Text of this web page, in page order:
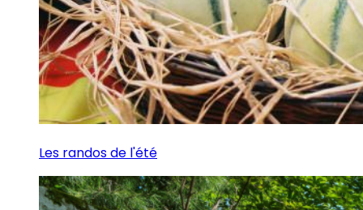
Les randos de l'été